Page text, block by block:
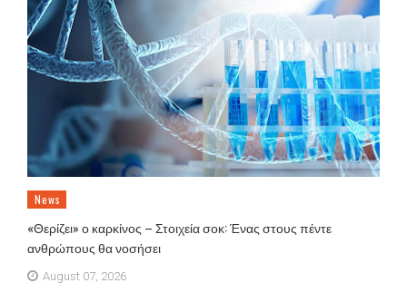
News
«Θερίζει» ο καρκίνος – Στοιχεία σοκ: Ένας στους πέντε
ανθρώπους θα νοσήσει
August 07, 2026